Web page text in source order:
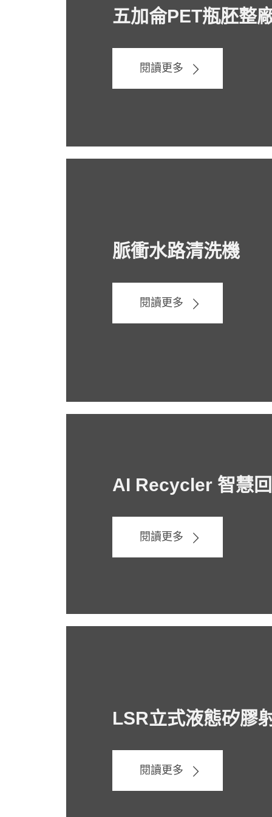
五加侖PET瓶胚整
閱讀更多
脈衝水路清洗機
閱讀更多
AI Recycler 智慧
閱讀更多
LSR立式液態矽膠
閱讀更多